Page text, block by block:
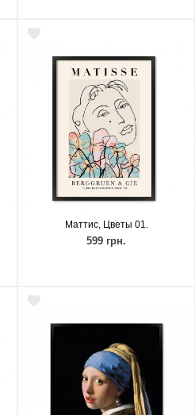
Маттис, Цветы 01.
599 грн.